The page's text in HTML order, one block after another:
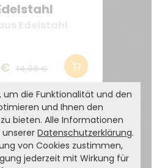
€ 14,99 €
um die Funktionalität und den
und Ihnen den
bieten. Alle Informationen
unsererDatenschutzerklärung.
von Cookies zustimmen,
jederzeit mit Wirkung für